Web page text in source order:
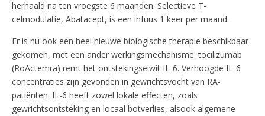
herhaald na ten vroegste 6 maanden. Selectieve T-
celmodulatie, Abatacept, is een infuus 1 keer per maand.
Er is nu ook een heel nieuwe biologische therapie beschikbaar
gekomen, met een ander werkingsmechanisme: tocilizumab
(RoActemra) remt het ontstekingseiwit IL-6. Verhoogde IL-6
concentraties zijn gevonden in gewrichtsvocht van RA-
patiënten. IL-6 heeft zowel lokale effecten, zoals
gewrichtsontsteking en locaal botverlies, alsook algemene